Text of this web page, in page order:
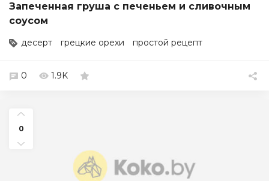
Запеченная груша с печеньем и сливочным
соусом
десерт грецкие орехи простой рецепт
0 1.9K
0